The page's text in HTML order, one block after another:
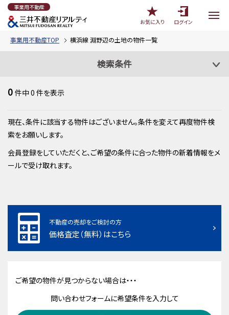
事業用不動産
お気に入り
ログイン
事業用不動産TOP 横浜線 淵野辺の土地の物件一覧
検索条件
0 件中0 件を表示
現在、条件に該当する物件はございません。条件を変えて再度物件検
索をお願いします。
会員登録をしていただくと、ご希望の条件に合った物件の新着情報をメ
ールで受け取れます。
不動産の売却をご検討の方
価格査定（無料）はこちら
ご希望の物件が見つからない場合は・・・
問い合わせフォームに希望条件を入力して